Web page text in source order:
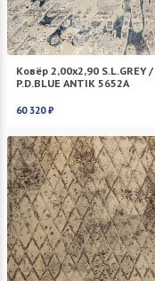
Ковёр 2,00х2,90 S.L.GREY /
P.D.BLUE ANTIK 5652A
60 320 ₽